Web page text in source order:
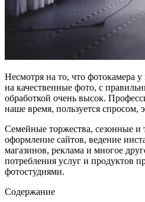
Несмотря на то, что фотокамера
на качественные фото, с
обработкой очень высок.
наше время, пользуется спросом,
Семейные торжества, сезонные и
оформление сайтов, ведение
магазинов, реклама и многое
потребления услуг и продуктов
фотостудиями.
Содержание